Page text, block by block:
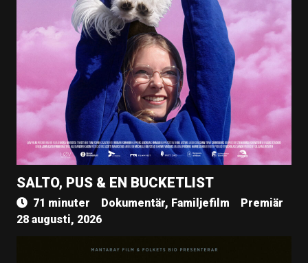
SALTO, PUS & EN BUCKETLIST
71 minuter Dokumentär, Familjefilm
Premiär
28 augusti, 2026